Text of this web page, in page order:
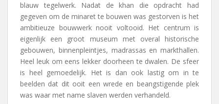
blauw tegelwerk. Nadat de khan die opdracht had
gegeven om de minaret te bouwen was gestorven is het
ambitieuze bouwwerk nooit voltooid. Het centrum is
eigenlijk een groot museum met overal historische
gebouwen, binnenpleintjes, madrassas en markthallen.
Heel leuk om eens lekker doorheen te dwalen. De sfeer
is heel gemoedelijk. Het is dan ook lastig om in te
beelden dat dit ooit een wrede en beangstigende plek
was waar met name slaven werden verhandeld.